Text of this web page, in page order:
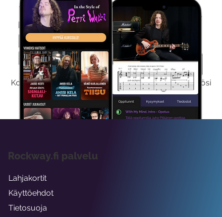
Kokeile Ilmaiseksi
Kokeilemalla ilmaiseksi saat koko sisältömme käyttöösi
viikon ajaksi.
Rockway.fi palvelu
Lahjakortit
Käyttöehdot
Tietosuoja